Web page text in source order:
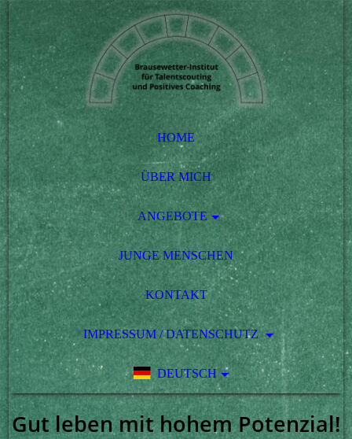
HOME
ÜBER MICH
ANGEBOTE
JUNGE MENSCHEN
KONTAKT
IMPRESSUM / DATENSCHUTZ
DEUTSCH
Gut leben mit hohem Potenzial!